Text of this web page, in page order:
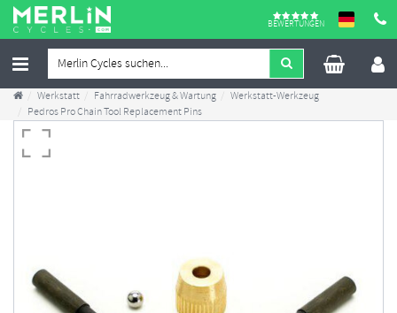
BEWERTUNGEN
Werkstatt Fahrradwerkzeug & Wartung
Werkstatt-Werkzeug
Pedros Pro Chain Tool Replacement Pins